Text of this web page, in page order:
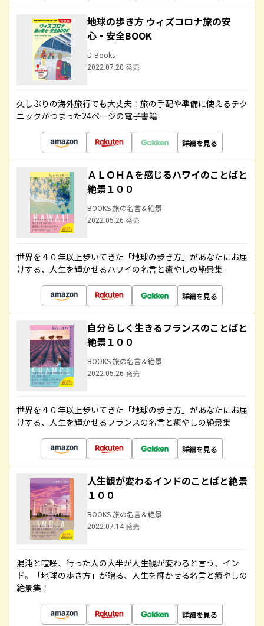
地球の歩き方 ウィズコロナ旅の安
心・安全BOOK
D-Books
2022.07.20 発売
久しぶりの海外旅行でも大丈夫！旅の手配や準備に使えるテク
ニックがつまった24ページの電子書籍
詳細を見る
ＡＬＯＨＡを感じるハワイのことばと
絶景１００
BOOKS 旅の名言＆絶景
2022.05.26 発売
世界を４０年以上歩いてきた「地球の歩き方」があなたにお届
けする、人生を輝かせるハワイの名言と癒やしの絶景集
詳細を見る
自分らしく生きるフランスのことばと
絶景１００
BOOKS 旅の名言＆絶景
2022.05.26 発売
世界を４０年以上歩いてきた「地球の歩き方」があなたにお届
けする、人生を輝かせるフランスの名言と癒やしの絶景集
詳細を見る
人生観が変わるインドのことばと絶景
１００
BOOKS 旅の名言＆絶景
2022.07.14 発売
混沌と喧噪、行った人の大半が人生観が変わると言う、イン
ド。「地球の歩き方」が贈る、人生を輝かせる名言と癒やしの
絶景集！
詳細を見る